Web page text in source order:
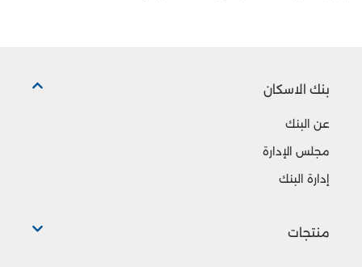
بنك الاسكان
عن البنك
مجلس الإدارة
إدارة البنك
منتجات